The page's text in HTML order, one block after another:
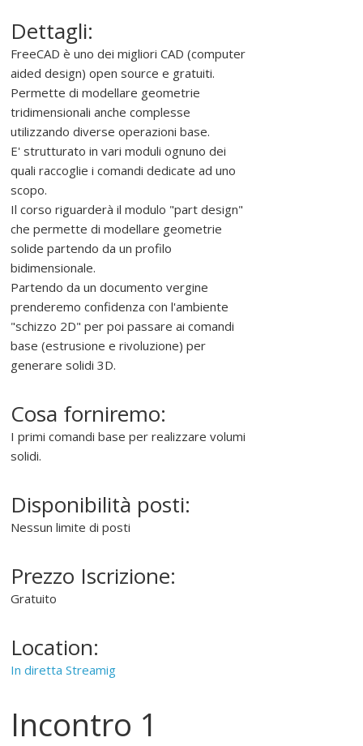
o
m
u
o
v
e
r
e
,
s
o
s
t
e
n
e
r
e
i
f
f
n
d
e
e
l
s
o
e
Dettagli:
FreeCAD è uno dei migliori CAD (computer
aided design) open source e gratuiti.
Permette di modellare geometrie
tridimensionali anche complesse
utilizzando diverse operazioni base.
E' strutturato in vari moduli ognuno dei
quali raccoglie i comandi dedicate ad uno
scopo.
Il corso riguarderà il modulo "part design"
che permette di modellare geometrie
solide partendo da un profilo
bidimensionale.
Partendo da un documento vergine
prenderemo confidenza con l'ambiente
"schizzo 2D" per poi passare ai comandi
base (estrusione e rivoluzione) per
generare solidi 3D.
Cosa forniremo:
I primi comandi base per realizzare volumi
solidi.
Disponibilità posti:
Nessun limite di posti
Prezzo Iscrizione:
Gratuito
Location:
In diretta Streamig
Incontro 1